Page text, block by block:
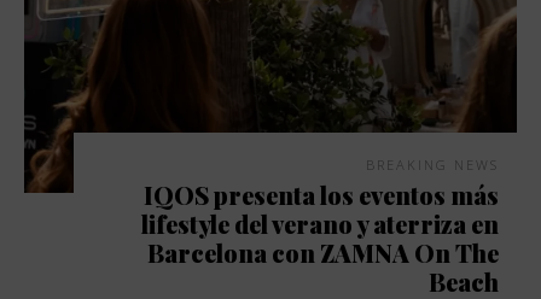
BREAKING NEWS
IQOS presenta los eventos más
lifestyle del verano y aterriza en
Barcelona con ZAMNA On The
Beach